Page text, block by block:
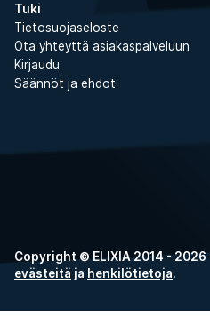
Tuki
Tietosuojaseloste
Ota yhteyttä asiakaspalveluun
Kirjaudu
Säännöt ja ehdot
Copyright © ELIXIA 2014 - 2026
evästeitä ja henkilötietoja.